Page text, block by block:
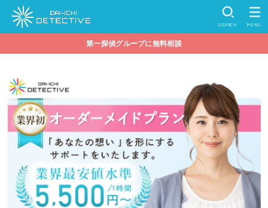
SEARCH MENU
第一探偵グループに無料相談